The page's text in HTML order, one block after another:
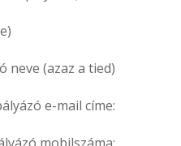
neve (azaz a tied)
e-mail címe: